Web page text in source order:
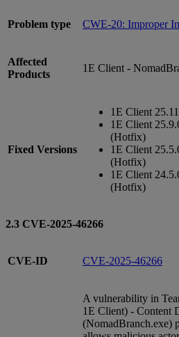
Problem type CWE-20: Improper
Affected
Products
1E Client -
Fixed Versions
1E Client
1E Client
(Hotfix)
1E Client
(Hotfix)
1E Client
(Hotfix)
2.3 CVE-2025-46266
CVE-ID CVE-2025-46266
A vulnerability in
1E Client) - Content
(NomadBranch.exe)